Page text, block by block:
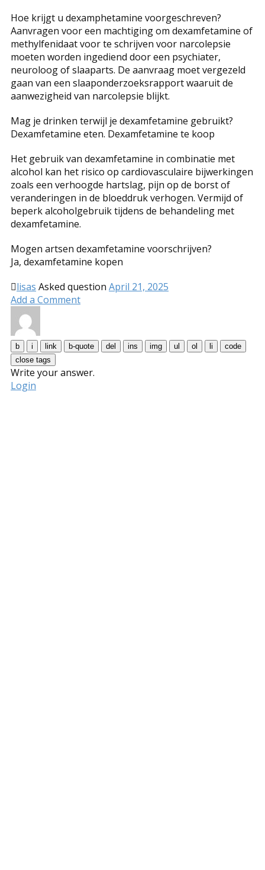
Hoe krijgt u dexamphetamine voorgeschreven?
Aanvragen voor een machtiging om dexamfetamine of
methylfenidaat voor te schrijven voor narcolepsie
moeten worden ingediend door een psychiater,
neuroloog of slaaparts. De aanvraag moet vergezeld
gaan van een slaaponderzoeksrapport waaruit de
aanwezigheid van narcolepsie blijkt.
Mag je drinken terwijl je dexamfetamine gebruikt?
Dexamfetamine eten. Dexamfetamine te koop
Het gebruik van dexamfetamine in combinatie met
alcohol kan het risico op cardiovasculaire bijwerkingen
zoals een verhoogde hartslag, pijn op de borst of
veranderingen in de bloeddruk verhogen. Vermijd of
beperk alcoholgebruik tijdens de behandeling met
dexamfetamine.
Mogen artsen dexamfetamine voorschrijven?
Ja, dexamfetamine kopen
lisas Asked question April 21, 2025
Add a Comment
Write your answer.
Login